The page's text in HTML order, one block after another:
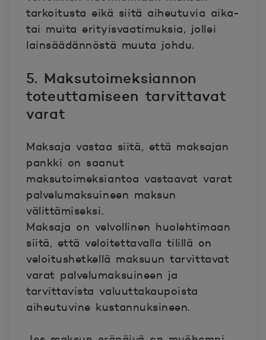
tarkoitusta eikä siitä aiheutuvia aika-
tai muita erityisvaatimuksia, jollei
lainsäädännöstä muuta johdu.
5. Maksutoimeksiannon
toteuttamiseen tarvittavat
varat
Maksaja vastaa siitä, että maksajan
pankki on saanut
maksutoimeksiantoa vastaavat varat
palvelumaksuineen maksun
välittämiseksi.
Maksaja on velvollinen huolehtimaan
siitä, että veloitettavalla tilillä on
veloitushetkellä maksuun tarvittavat
varat palvelumaksuineen ja
tarvittavista valuuttakaupoista
aiheutuvine kustannuksineen.